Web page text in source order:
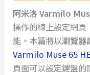
阿米洛 Varmilo
操作的線上設定網
能。本篇將以瀏覽器
Varmilo Muse 65
頁面可以設定鍵盤